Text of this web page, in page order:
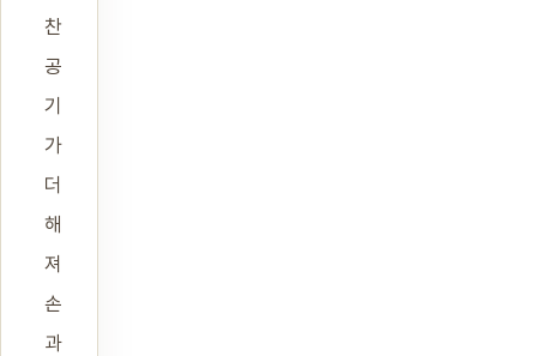
찬
공
기
가
더
해
져
손
과